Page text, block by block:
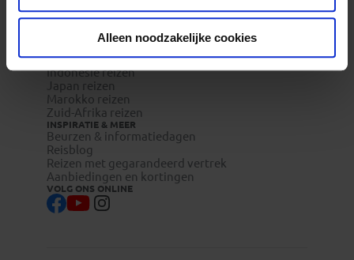
Alleen noodzakelijke cookies
Festivalreizen
Familiereizen 6+
POPULAIRE GROEPSREIZEN
Vietnam reizen
Costa Rica reizen
Indonesie reizen
Japan reizen
Marokko reizen
Zuid-Afrika reizen
INSPIRATIE & MEER
Beurzen & informatiedagen
Reisblog
Reizen met gegarandeerd vertrek
Aanbiedingen en kortingen
VOLG ONS ONLINE